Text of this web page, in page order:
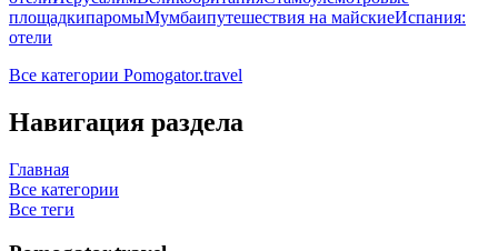
площадкипаромыМумбаипутешествия на майскиеИспания:
отели
Все категории Pomogator.travel
Навигация раздела
Главная
Все категории
Все теги